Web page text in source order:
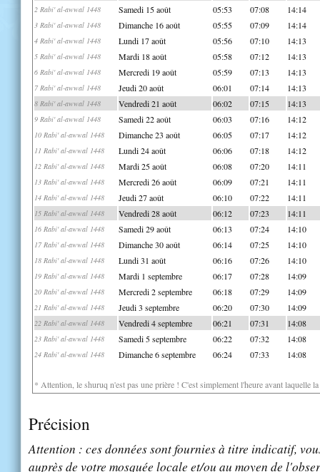
2 Rabi' al-awwal 1448 Samedi 15 août 05:53 07:08 14:14
3 Rabi' al-awwal 1448 Dimanche 16 août 05:55 07:09 14:14
4 Rabi' al-awwal 1448 Lundi 17 août 05:56 07:10 14:13
5 Rabi' al-awwal 1448 Mardi 18 août 05:58 07:12 14:13
6 Rabi' al-awwal 1448 Mercredi 19 août 05:59 07:13 14:13
7 Rabi' al-awwal 1448 Jeudi 20 août 06:01 07:14 14:13
8 Rabi' al-awwal 1448 Vendredi 21 août 06:02 07:15 14:13
9 Rabi' al-awwal 1448 Samedi 22 août 06:03 07:16 14:12
10 Rabi' al-awwal 1448 Dimanche 23 août 06:05 07:17 14:12
11 Rabi' al-awwal 1448 Lundi 24 août 06:06 07:18 14:12
12 Rabi' al-awwal 1448 Mardi 25 août 06:08 07:20 14:11
13 Rabi' al-awwal 1448 Mercredi 26 août 06:09 07:21 14:11
14 Rabi' al-awwal 1448 Jeudi 27 août 06:10 07:22 14:11
15 Rabi' al-awwal 1448 Vendredi 28 août 06:12 07:23 14:11
16 Rabi' al-awwal 1448 Samedi 29 août 06:13 07:24 14:10
17 Rabi' al-awwal 1448 Dimanche 30 août 06:14 07:25 14:10
18 Rabi' al-awwal 1448 Lundi 31 août 06:16 07:26 14:10
19 Rabi' al-awwal 1448 Mardi 1 septembre 06:17 07:28 14:09
20 Rabi' al-awwal 1448 Mercredi 2 septembre 06:18 07:29 14:09
21 Rabi' al-awwal 1448 Jeudi 3 septembre 06:20 07:30 14:09
22 Rabi' al-awwal 1448 Vendredi 4 septembre 06:21 07:31 14:08
23 Rabi' al-awwal 1448 Samedi 5 septembre 06:22 07:32 14:08
24 Rabi' al-awwal 1448 Dimanche 6 septembre 06:24 07:33 14:08
* Attention, le shuruq n'est pas une prière ! C'est simplement l'heure avant laquelle
Précision
Attention : ces données sont fournies à titre indicatif,
auprès de votre mosquée locale et/ou au moyen de